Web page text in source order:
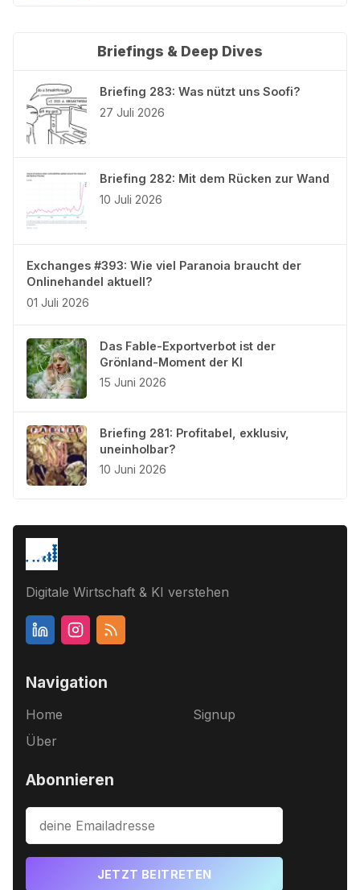
Briefings & Deep Dives
Briefing 283: Was nützt uns Soofi?
27 Juli 2026
Briefing 282: Mit dem Rücken zur Wand
10 Juli 2026
Exchanges #393: Wie viel Paranoia braucht der
Onlinehandel aktuell?
01 Juli 2026
Das Fable-Exportverbot ist der
Grönland-Moment der KI
15 Juni 2026
Briefing 281: Profitabel, exklusiv,
uneinholbar?
10 Juni 2026
Digitale Wirtschaft & KI verstehen
Navigation
Home
Über
Signup
Abonnieren
JETZT BEITRETEN